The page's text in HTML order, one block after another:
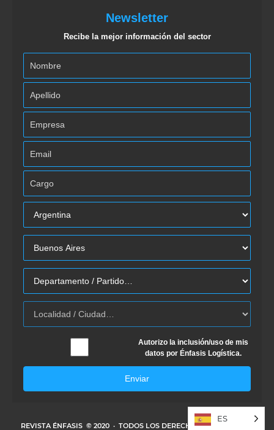
Newsletter
Recibe la mejor información del sector
Autorizo la inclusión/uso de mis
datos por Énfasis Logística.
Enviar
REVISTA ÉNFASIS © 2020 · TODOS LOS DERECHOS RESERVADOS
ES